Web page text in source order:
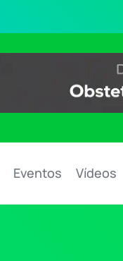
Eventos Vídeos